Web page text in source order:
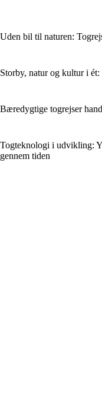
Uden bil til naturen:
Storby, natur og kultur i
Bæredygtige togrejser
Togteknologi i udvikling:
gennem tiden